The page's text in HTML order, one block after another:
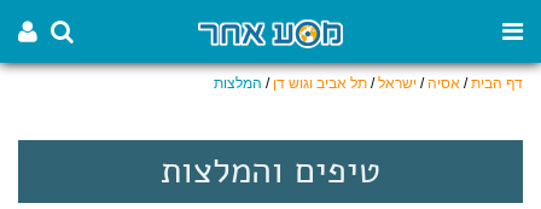
דף הבית/ אסיה/ ישראל/ תל אביב וגוש דן / המלצות
טיפים והמלצות